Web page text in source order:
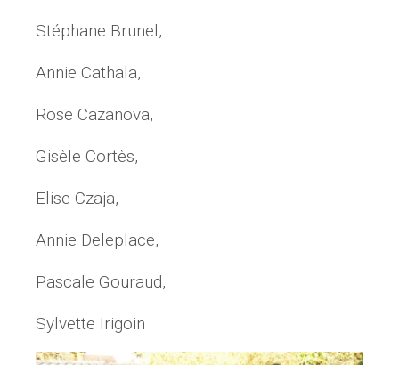
Stéphane Brunel,
Annie Cathala,
Rose Cazanova,
Gisèle Cortès,
Elise Czaja,
Annie Deleplace,
Pascale Gouraud,
Sylvette Irigoin